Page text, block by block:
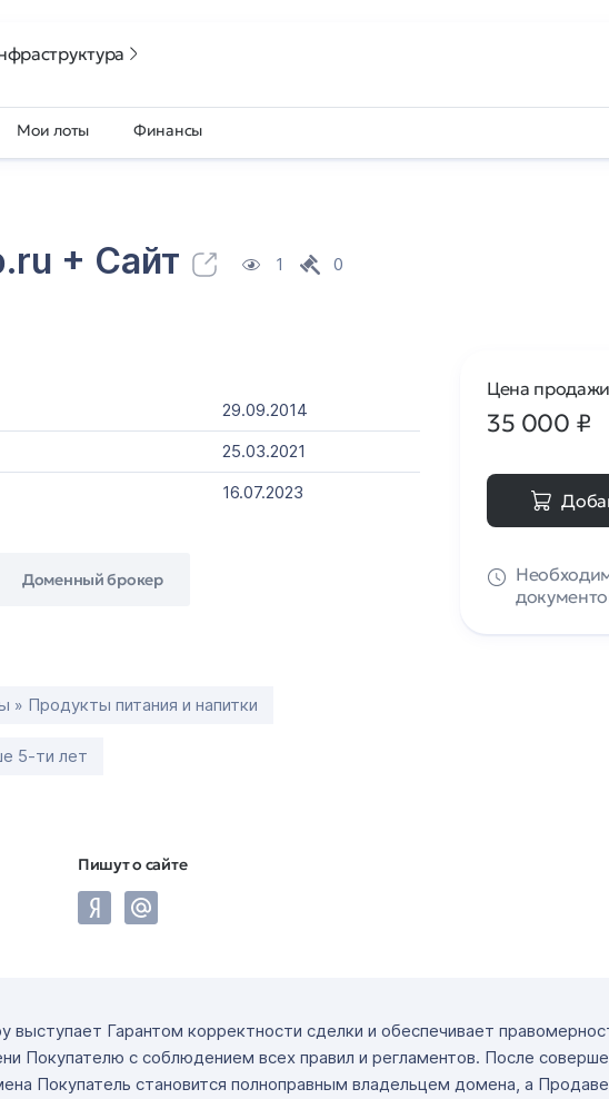
Мои лоты Финансы
+ Cайт 1 0
29.09.2014
25.03.2021
16.07.2023
Доменный брокер
» Продукты питания и напитки
5-ти лет
Пишут о сайте
Цена продажи
35 000 ₽
выступает Гарантом корректности сделки и обеспечивает
Покупателю с соблюдением всех правил и регламентов. После
Покупатель становится полноправным владельцем домена, а